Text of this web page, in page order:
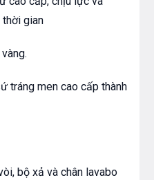
thời gian
tráng men cao cấp thành
bộ xả và chân lavabo